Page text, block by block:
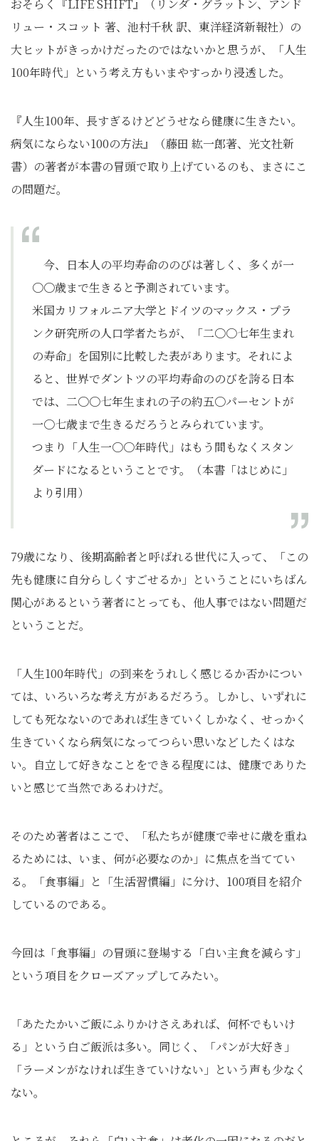
おそらく『LIFE SHIFT』（リンダ・グラットン、アンド
リュー・スコット 著、池村千秋 訳、東洋経済新報社）の
大ヒットがきっかけだったのではないかと思うが、「人生
100年時代」という考え方もいまやすっかり浸透した。
『人生100年、長すぎるけどどうせなら健康に生きたい。
病気にならない100の方法』（藤田 紘一郎著、光文社新
書）の著者が本書の冒頭で取り上げているのも、まさにこ
の問題だ。
今、日本人の平均寿命ののびは著しく、多くが一
〇〇歳まで生きると予測されています。
米国カリフォルニア大学とドイツのマックス・プラ
ンク研究所の人口学者たちが、「二〇〇七年生まれ
の寿命」を国別に比較した表があります。それによ
ると、世界でダントツの平均寿命ののびを誇る日本
では、二〇〇七年生まれの子の約五〇パーセントが
一〇七歳まで生きるだろうとみられています。
つまり「人生一〇〇年時代」はもう間もなくスタン
ダードになるということです。（本書「はじめに」
より引用）
79歳になり、後期高齢者と呼ばれる世代に入って、「この
先も健康に自分らしくすごせるか」ということにいちばん
関心があるという著者にとっても、他人事ではない問題だ
ということだ。
「人生100年時代」の到来をうれしく感じるか否かについ
ては、いろいろな考え方があるだろう。しかし、いずれに
しても死なないのであれば生きていくしかなく、せっかく
生きていくなら病気になってつらい思いなどしたくはな
い。自立して好きなことをできる程度には、健康でありた
いと感じて当然であるわけだ。
そのため著者はここで、「私たちが健康で幸せに歳を重ね
るためには、いま、何が必要なのか」に焦点を当ててい
る。「食事編」と「生活習慣編」に分け、100項目を紹介
しているのである。
今回は「食事編」の冒頭に登場する「白い主食を減らす」
という項目をクローズアップしてみたい。
「あたたかいご飯にふりかけさえあれば、何杯でもいけ
る」という白ご飯派は多い。同じく、「パンが大好き」
「ラーメンがなければ生きていけない」という声も少なく
ない。